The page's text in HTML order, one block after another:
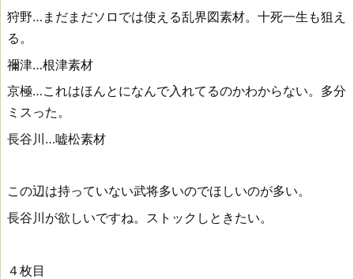
狩野…まだまだソロでは使える乱界図素材。十死一生も狙え
る。
禰津…根津素材
京極…これはほんとになんで入れてるのかわからない。多分
ミスった。
長谷川…嘘松素材
この辺は持っていない武将多いのでほしいのが多い。
長谷川が欲しいですね。ストックしときたい。
４枚目